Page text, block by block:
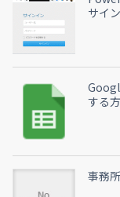
サイ
する
事務